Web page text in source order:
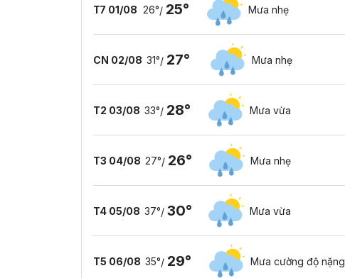
T7 01/08 26°/ 25° Mưa nhẹ
CN 02/08 31°/ 27° Mưa nhẹ
T2 03/08 33°/ 28° Mưa vừa
T3 04/08 27°/ 26° Mưa nhẹ
T4 05/08 37°/ 30° Mưa vừa
T5 06/08 35°/ 29° Mưa cường độ nặng